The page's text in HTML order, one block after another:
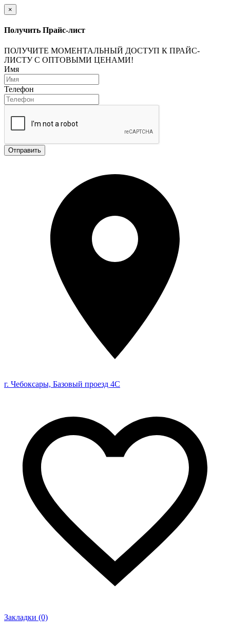
×
Получить Прайс-лист
ПОЛУЧИТЕ МОМЕНТАЛЬНЫЙ ДОСТУП К ПРАЙС-
ЛИСТУ С ОПТОВЫМИ ЦЕНАМИ!
Имя
Телефон
Отправить
г. Чебоксары, Базовый проезд 4С
Закладки (0)